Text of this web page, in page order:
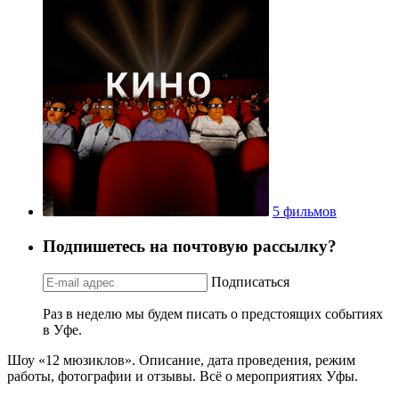
5 фильмов
Подпишетесь на почтовую рассылку?
Подписаться
Раз в неделю мы будем писать о предстоящих событиях
в Уфе.
Шоу «12 мюзиклов». Описание, дата проведения, режим
работы, фотографии и отзывы. Всё о мероприятиях Уфы.